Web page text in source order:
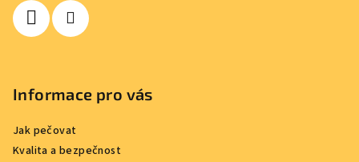
Informace pro vás
Jak pečovat
Kvalita a bezpečnost